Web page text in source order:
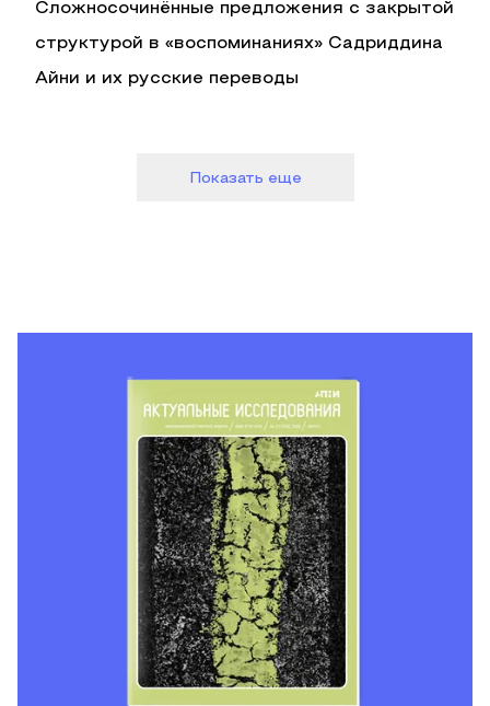
Сложносочинённые предложения с закрытой
структурой в «воспоминаниях» Садриддина
Айни и их русские переводы
Показать еще